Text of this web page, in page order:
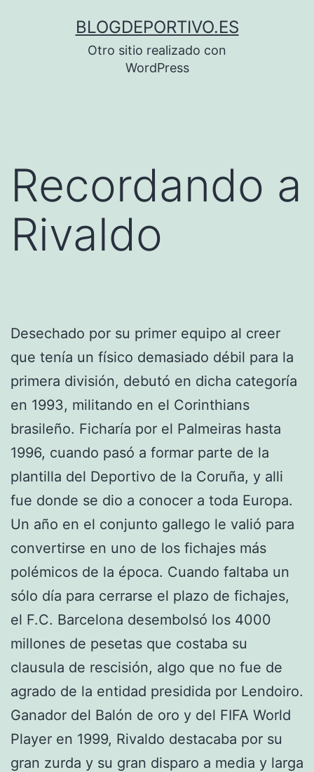
BLOGDEPORTIVO.ES
Otro sitio realizado con
WordPress
Recordando a
Rivaldo
Desechado por su primer equipo al creer
que tenía un físico demasiado débil para la
primera división, debutó en dicha categoría
en 1993, militando en el Corinthians
brasileño. Ficharía por el Palmeiras hasta
1996, cuando pasó a formar parte de la
plantilla del Deportivo de la Coruña, y alli
fue donde se dio a conocer a toda Europa.
Un año en el conjunto gallego le valió para
convertirse en uno de los fichajes más
polémicos de la época. Cuando faltaba un
sólo día para cerrarse el plazo de fichajes,
el F.C. Barcelona desembolsó los 4000
millones de pesetas que costaba su
clausula de rescisión, algo que no fue de
agrado de la entidad presidida por Lendoiro.
Ganador del Balón de oro y del FIFA World
Player en 1999, Rivaldo destacaba por su
gran zurda y su gran disparo a media y larga